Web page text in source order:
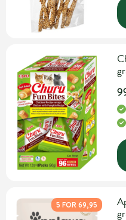
5 FOR 69,95